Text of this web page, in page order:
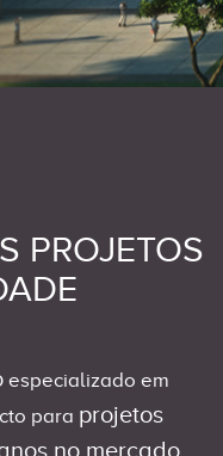
PROJETOS
especializado em
para projetos
no mercado